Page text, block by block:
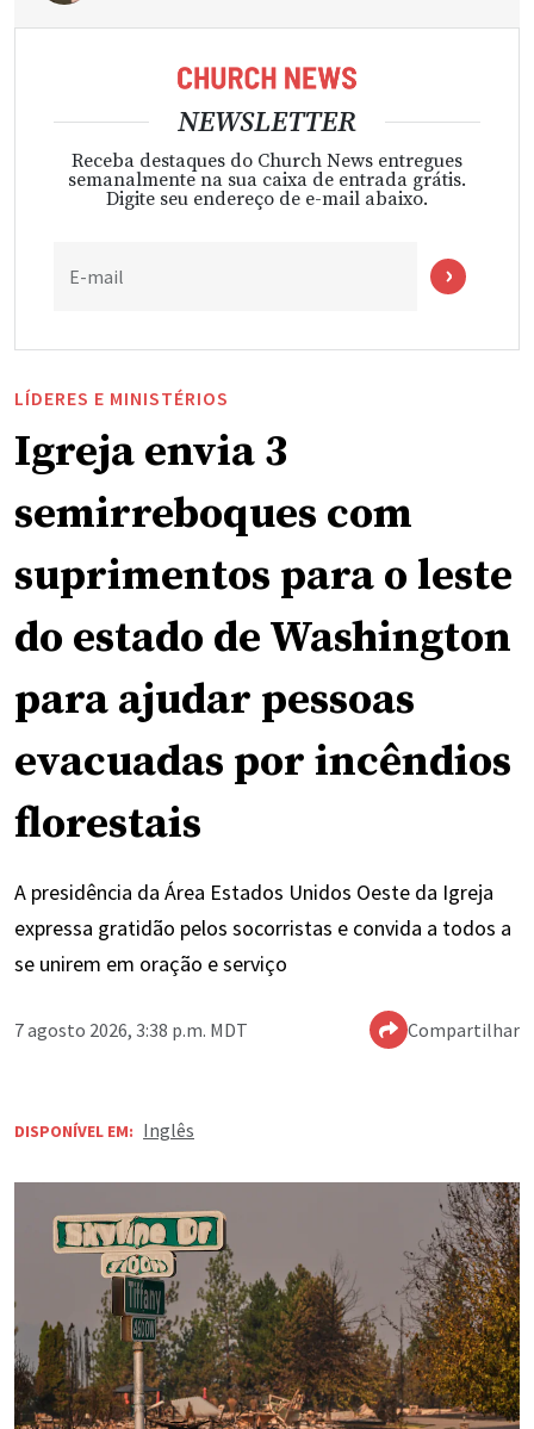
NEWSLETTER
Receba destaques do Church News entregues
semanalmente na sua caixa de entrada grátis.
Digite seu endereço de e-mail abaixo.
E-mail
LÍDERES E MINISTÉRIOS
Igreja envia 3
semirreboques com
suprimentos para o leste
do estado de Washington
para ajudar pessoas
evacuadas por incêndios
florestais
A presidência da Área Estados Unidos Oeste da Igreja
expressa gratidão pelos socorristas e convida a todos a
se unirem em oração e serviço
7 agosto 2026, 3:38 p.m. MDT Compartilhar
DISPONÍVEL EM: Inglês